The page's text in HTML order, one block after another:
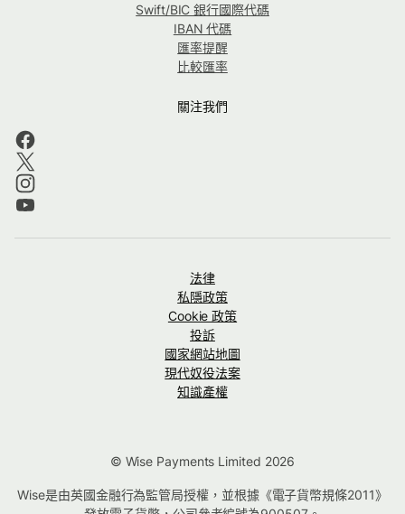
Swift/BIC 銀行國際代碼
IBAN 代碼
匯率提醒
比較匯率
關注我們
法律
私隱政策
Cookie 政策
投訴
國家網站地圖
現代奴役法案
知識產權
© Wise Payments Limited 2026
Wise是由英國金融行為監管局授權，並根據《電子貨幣規條2011》